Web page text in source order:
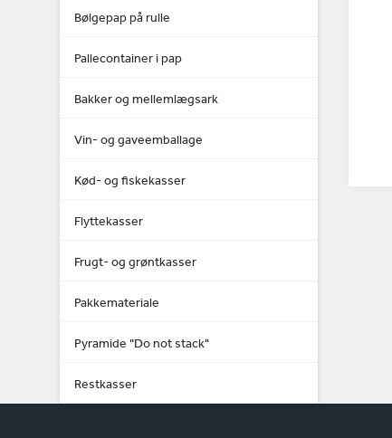
Bølgepap på rulle
Pallecontainer i pap
Bakker og mellemlægsark
Vin- og gaveemballage
Kød- og fiskekasser
Flyttekasser
Frugt- og grøntkasser
Pakkemateriale
Pyramide "Do not stack"
Restkasser